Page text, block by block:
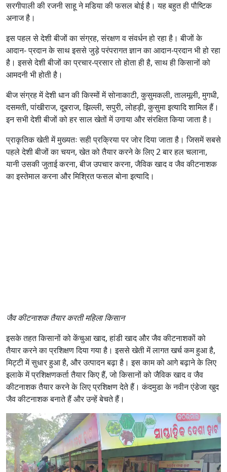
सरगीपाली की रजनी साहू ने मडिया की फसल बोई है। यह बहुत ही पौष्टिक
अनाज है।
इस पहल से देशी बीजों का संग्रह, संरक्षण व संवर्धन हो रहा है। बीजों के
आदान- प्रदान के साथ इससे जुड़े परंपरागत ज्ञान का आदान-प्रदान भी हो रहा
है। इससे देशी बीजों का प्रचार-प्रसार तो होता ही है, साथ ही किसानों को
आमदनी भी होती है।
बीज संग्रह में देशी धान की किस्मों में सोनाकाटी, कुसुमकली, तालमूली, मुगधी,
दसमती, पांखीराज, दूबराज, झिल्ली, सपुरी, लोहड़ी, कुसुमा इत्यादि शामिल हैं।
इन सभी देशी बीजों को हर साल खेतों में उगाया और संरक्षित किया जाता है।
प्राकृतिक खेती में मुख्यतः सही प्रक्रिया पर जोर दिया जाता है। जिसमें सबसे
पहले देशी बीजों का चयन, खेत को तैयार करने के लिए 2 बार हल चलाना,
यानी उसकी जुताई करना, बीज उपचार करना, जैविक खाद व जैव कीटनाशक
का इस्तेमाल करना और मिश्रित फसल बोना इत्यादि।
जैव कीटनाशक तैयार करती महिला किसान
इसके तहत किसानों को केंचुआ खाद, हांडी खाद और जैव कीटनाशकों को
तैयार करने का प्रशिक्षण दिया गया है। इससे खेती में लागत खर्च कम हुआ है,
मिट्टी में सुधार हुआ है, और उत्पादन बढ़ा है। इस काम को आगे बढ़ाने के लिए
इलाके में प्रशिक्षणकर्ता तैयार किए हैं, जो किसानों को जैविक खाद व जैव
कीटनाशक तैयार करने के लिए प्रशिक्षण देते हैं। कंदमुडा के नवीन एंडेजा खुद
जैव कीटनाशक बनाते हैं और उन्हें बेचते हैं।